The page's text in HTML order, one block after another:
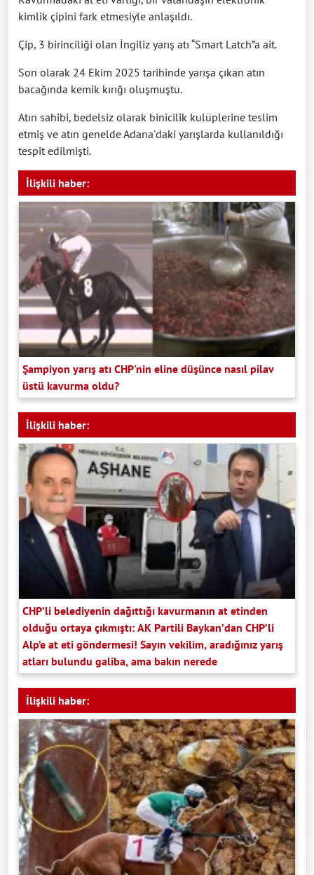
kimlik çipini fark etmesiyle anlaşıldı.
Çip, 3 birinciliği olan İngiliz yarış atı “Smart Latch”a ait.
Son olarak 24 Ekim 2025 tarihinde yarışa çıkan atın
bacağında kemik kırığı oluşmuştu.
Atın sahibi, bedelsiz olarak binicilik kulüplerine teslim
etmiş ve atın genelde Adana'daki yarışlarda kullanıldığı
tespit edilmişti.
İlişkili haber:
Şampiyon yarış atı CHP'nin eline düşünce nasıl pilav
üstü kavurma oldu?
İlişkili haber:
CHP’li belediyenin dağıttığı kavurmanın at etinden
olduğu ortaya çıkmıştı: AK Partili Baykan’dan CHP’li
Alp’e at eti göndermesi! Sayın vekilim, aradığınız yarış
atları bulundu galiba, ama bakın nerede
İlişkili haber: